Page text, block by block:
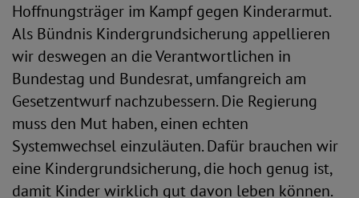
Hoffnungsträger im Kampf gegen Kinderarmut.
Als Bündnis Kindergrundsicherung appellieren
wir deswegen an die Verantwortlichen in
Bundestag und Bundesrat, umfangreich am
Gesetzentwurf nachzubessern. Die Regierung
muss den Mut haben, einen echten
Systemwechsel einzuläuten. Dafür brauchen wir
eine Kindergrundsicherung, die hoch genug ist,
damit Kinder wirklich gut davon leben können.